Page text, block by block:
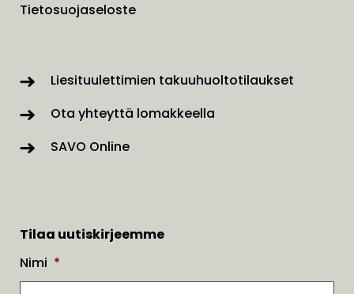
Tietosuojaseloste
Liesituulettimien takuuhuoltotilaukset
Ota yhteyttä lomakkeella
SAVO Online
Tilaa uutiskirjeemme
Nimi *